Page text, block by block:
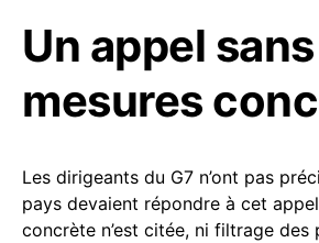
Un appel sans
mesures
Les dirigeants du G7 n’ont pas
pays devaient répondre à cet
concrète n’est citée, ni filtrage des